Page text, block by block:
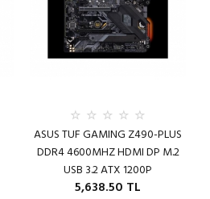
ASUS TUF GAMING Z490-PLUS
DDR4 4600MHZ HDMI DP M.2
USB 3.2 ATX 1200P
5,638.50 TL